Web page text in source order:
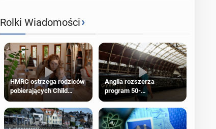
Rolki Wiadomości›
HMRC ostrzega rodziców
pobierających Child
Benefit. Mogą być
zobowiązani do zwrotu
zasiłku
Anglia rozszerza
program 50-
procentowych zniżek
kolejowych na 18-latków